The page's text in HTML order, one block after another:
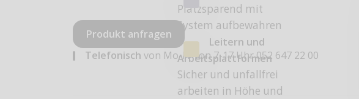
Platzsparend mit
System aufbewahren
Leitern und
Arbeitsplattformen
Sicher und unfallfrei
arbeiten in Höhe und
Produkt anfragen
Telefonisch von Mo-Fr von 7-17 Uhr052 647 22 00